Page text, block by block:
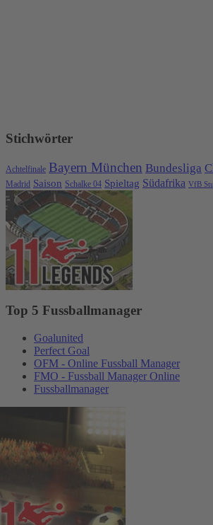
Stichwörter
Achtelfinale Bayern München Bundesliga
Madrid Saison Schalke 04 Spieltag Südafrika VfB
Top 5 Fussballmanager
Goalunited
Perfect Goal
OFM - Online Fussball Manager
FMO - Fussball Manager Online
Fussballmanager